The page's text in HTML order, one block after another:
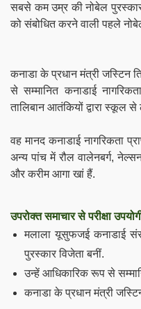
सबसे कम उम्र की नोबेल
को संबोधित करने वालीपहले
कनाडा के प्रधान मंत्री जस्टिन
से सम्मानित कनाडाई
तालिबान आतंकियों द्वारा स्कूल से
वह मानद कनाडाई नागरिकता
अन्य पांच में रौल वालेनबर्ग,
और करीम आगा खां हैं.
उपरोक्त समाचार से परीक्षा
मलाला यूसुफजई कनाडाई
पुरस्कार विजेता बनीं.
उन्हें आधिकारिक रूप से
कनाडा के प्रधान मंत्री